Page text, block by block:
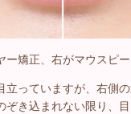
ー矯正、右がマウスピー
立っていますが、右側
ぞき込まれない限り、